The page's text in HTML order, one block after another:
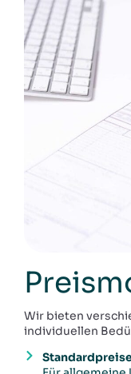
Wir bieten
individuellen